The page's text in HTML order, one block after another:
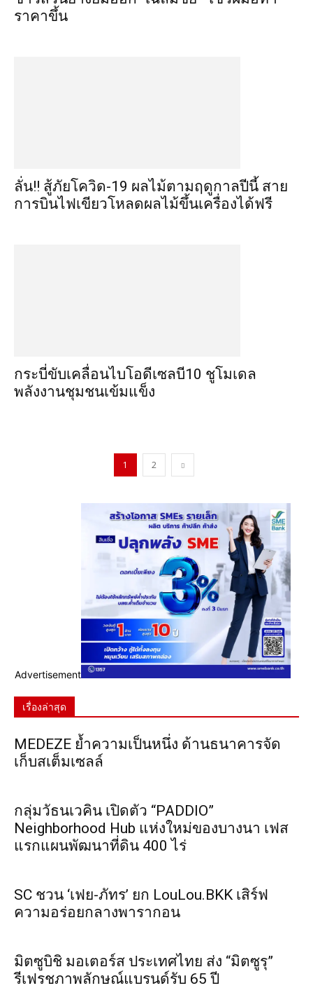
ราคาขึ้น
ลั่น!! สู้ภัยโควิด-19 ผลไม้ตามฤดูกาลปีนี้ สาย
การบินไฟเขียวโหลดผลไม้ขึ้นเครื่องได้ฟรี
กระบี่ขับเคลื่อนไบโอดีเซลบี10 ชูโมเดล
พลังงานชุมชนเข้มแข็ง
1 2
Advertisement
เรื่องล่าสุด
MEDEZE ย้ำความเป็นหนึ่ง ด้านธนาคารจัด
เก็บสเต็มเซลล์
กลุ่มวัธนเวคิน เปิดตัว “PADDIO”
Neighborhood Hub แห่งใหม่ของบางนา เฟส
แรกแผนพัฒนาที่ดิน 400 ไร่
SC ชวน ‘เฟย-ภัทร’ ยก LouLou.BKK เสิร์ฟ
ความอร่อยกลางพารากอน
มิตซูบิชิ มอเตอร์ส ประเทศไทย ส่ง “มิตซูรุ”
รีเฟรชภาพลักษณ์แบรนด์รับ 65 ปี